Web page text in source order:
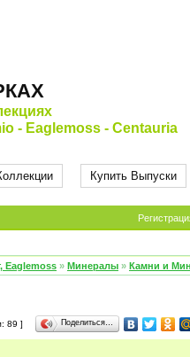
- Eaglemoss - Centauria
Купить Выпуски
Eaglemoss » Минералы » Камни и
89 ] Поделиться…